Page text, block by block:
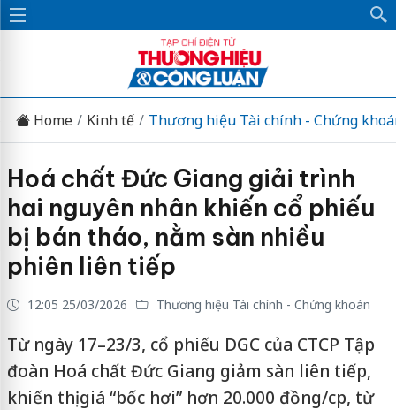
Home Kinh tế Thương hiệu Tài chính - Chứng
Hoá chất Đức Giang giải trình
hai nguyên nhân khiến cổ phiếu
bị bán tháo, nằm sàn nhiều
phiên liên tiếp
12:05 25/03/2026 Thương hiệu Tài chính - Chứng khoán
Từ ngày 17–23/3, cổ phiếu DGC của CTCP Tập
đoàn Hoá chất Đức Giang giảm sàn liên tiếp,
khiến thị giá “bốc hơi” hơn 20.000 đồng/cp, từ